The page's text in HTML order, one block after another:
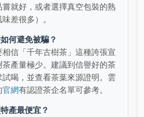
就好，或者選擇真空包裝的熟
差很多）。
何避免被騙？
信「千年古樹茶」這種誇張宣
產量極少。建議到信譽好的茶
喝，並查看茶葉來源證明。雲
官網有認證茶企名單可參考。
產最便宜？